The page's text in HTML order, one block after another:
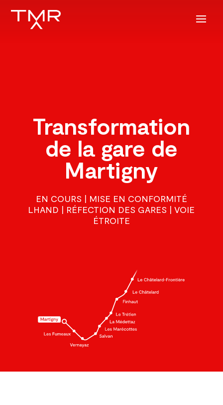
Transformation
de la gare de
Martigny
EN COURS | MISE EN CONFORMITÉ
LHAND | RÉFECTION DES GARES | VOIE
ÉTROITE